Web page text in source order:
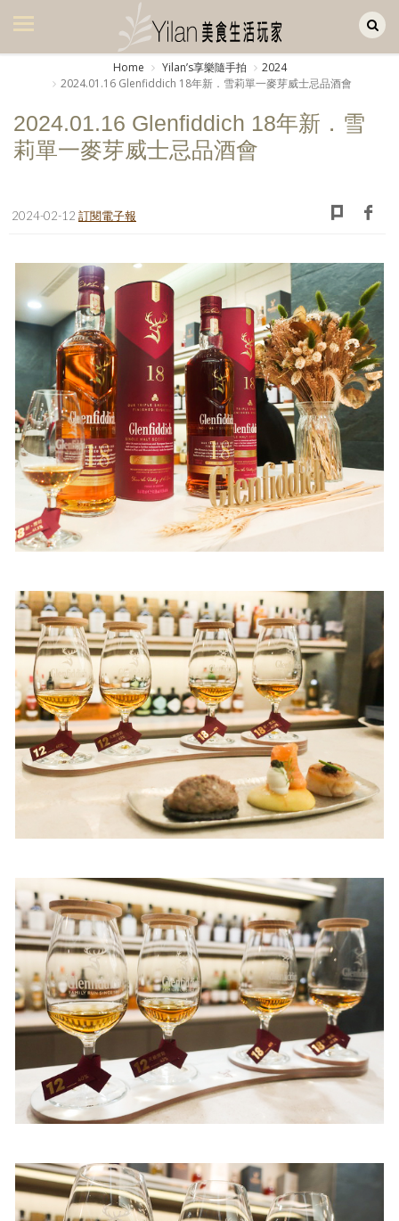
美食集
美飲集
廚房集
旅遊集
書房集
日記簿
餐桌週記
享樂隨手拍
照相簿
影音區
創意出版服務
歷史區
個人著作
活動實況記錄
媒體報導一覽
合作與代言
訂閱電子報
Home Yilanʼs享樂隨手拍
2024
2024.01.16 Glenfiddich 18年新．雪莉單一麥芽威士忌品酒會
2024.01.16 Glenfiddich 18年新．雪
莉單一麥芽威士忌品酒會
2024-02-12 訂閱電子報